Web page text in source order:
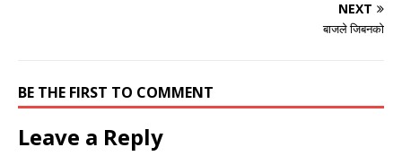
NEXT
बाजले जिबनको
BE THE FIRST TO COMMENT
Leave a Reply